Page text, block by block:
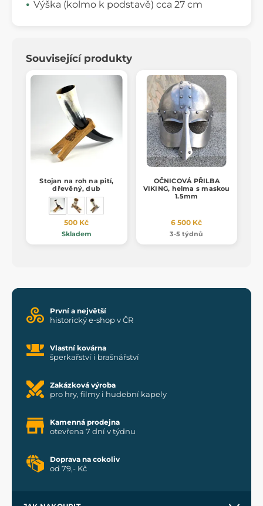
Výška (kolmo k podstavě) cca 27 cm
Související produkty
Stojan na roh na pití,
dřevěný, dub
500 Kč
Skladem
OČNICOVÁ PŘILBA
VIKING, helma s maskou
1.5mm
6 500 Kč
3-5 týdnů
První a největší
historický e-shop v ČR
Vlastní kovárna
šperkařství i brašnářství
Zakázková výroba
pro hry, filmy i hudební kapely
Kamenná prodejna
otevřena 7 dní v týdnu
Doprava na cokoliv
od 79,- Kč